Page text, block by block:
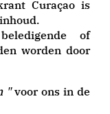
Curaçao is
of
worden door
"voor ons in de